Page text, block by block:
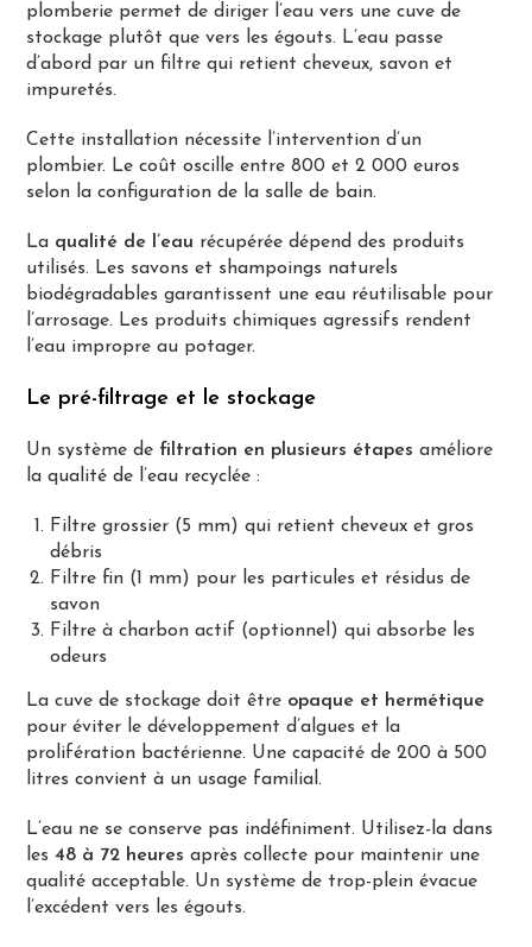
plomberie permet de diriger l’eau vers une cuve de
stockage plutôt que vers les égouts. L’eau passe
d’abord par un filtre qui retient cheveux, savon et
impuretés.
Cette installation nécessite l’intervention d’un
plombier. Le coût oscille entre 800 et 2 000 euros
selon la configuration de la salle de bain.
La qualité de l’eau récupérée dépend des produits
utilisés. Les savons et shampoings naturels
biodégradables garantissent une eau réutilisable pour
l’arrosage. Les produits chimiques agressifs rendent
l’eau impropre au potager.
Le pré-filtrage et le stockage
Un système de filtration en plusieurs étapes améliore
la qualité de l’eau recyclée :
Filtre grossier (5 mm) qui retient cheveux et gros
débris
Filtre fin (1 mm) pour les particules et résidus de
savon
Filtre à charbon actif (optionnel) qui absorbe les
odeurs
La cuve de stockage doit être opaque et hermétique
pour éviter le développement d’algues et la
prolifération bactérienne. Une capacité de 200 à 500
litres convient à un usage familial.
L’eau ne se conserve pas indéfiniment. Utilisez-la dans
les48 à 72 heures après collecte pour maintenir une
qualité acceptable. Un système de trop-plein évacue
l’excédent vers les égouts.